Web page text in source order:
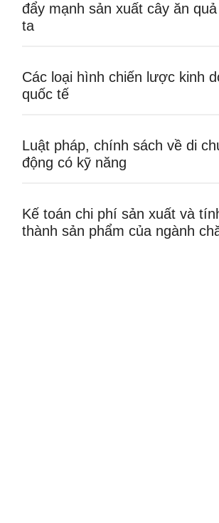
đẩy mạnh sản xuất cây ăn
ta
Các loại hình chiến lược kinh
quốc tế
Luật pháp, chính sách về di
động có kỹ năng
Kế toán chi phí sản xuất và
thành sản phẩm của ngành